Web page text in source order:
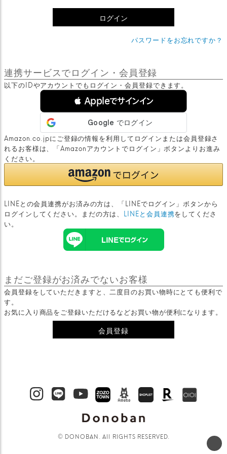
)
ログイン
パスワードをお忘れですか？
連携サービスでログイン・会員登録
以下のIDやアカウントでもログイン・会員登録できます。
 Appleでサインイン
Amazon.co.jpにご登録の情報を利用してログインまたは会員登録さ
れるお客様は、「Amazonアカウントでログイン」ボタンよりお進み
ください。
LINEとの会員連携がお済みの方は、「LINEでログイン」ボタンから
ログインしてください。まだの方は、 LINEと会員連携をしてくださ
い。
まだご登録がお済みでないお客様
会員登録をしていただきますと、二度目のお買い物時にとても便利で
す。
お気に入り商品をご登録いただけるなどお買い物が便利になります。
会員登録
© DONOBAN. All RIGHTS RESERVED.